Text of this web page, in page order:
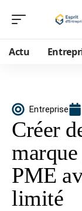
Actu
Entreprise
Créer
PME
limité